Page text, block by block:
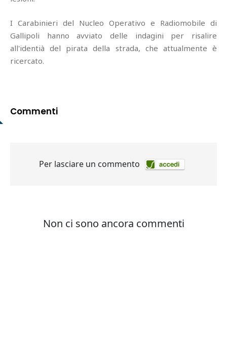
I Carabinieri del Nucleo Operativo e Radiomobile di
Gallipoli hanno avviato delle indagini per risalire
all'identià del pirata della strada, che attualmente è
ricercato.
Commenti